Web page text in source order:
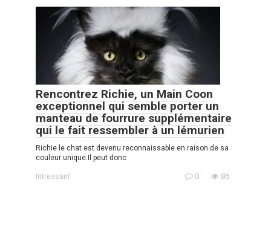
Rencontrez Richie, un Main Coon
exceptionnel qui semble porter un
manteau de fourrure supplémentaire
qui le fait ressembler à un lémurien
Richie le chat est devenu reconnaissable en raison de sa
couleur unique.Il peut donc
Intressant 0 86